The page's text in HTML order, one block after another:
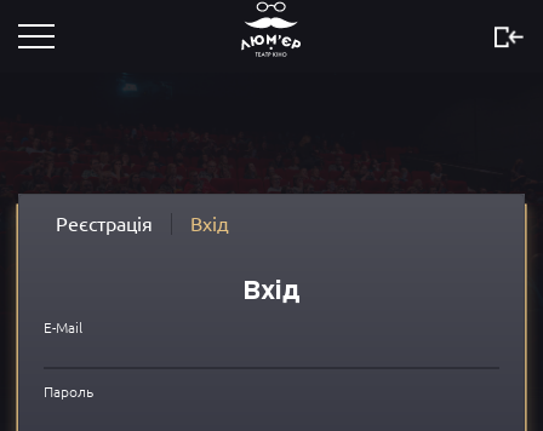
Новини
Сертифікати
Реєстрація Вхід
Вхід
E-Mail
Пароль